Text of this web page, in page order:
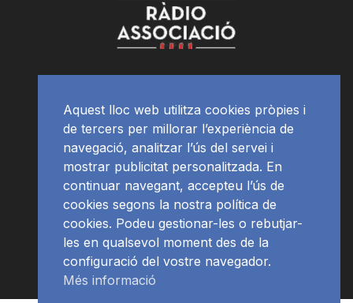
Aquest lloc web utilitza cookies pròpies i
de tercers per millorar l’experiència de
navegació, analitzar l’ús del servei i
mostrar publicitat personalitzada. En
continuar navegant, accepteu l’ús de
cookies segons la nostra política de
cookies. Podeu gestionar-les o rebutjar-
les en qualsevol moment des de la
configuració del vostre navegador.
Més informació